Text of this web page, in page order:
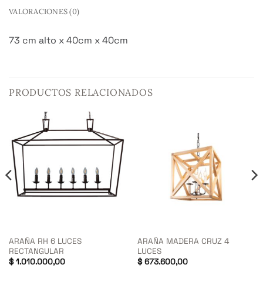
VALORACIONES (0)
73 cm alto x 40cm x 40cm
PRODUCTOS RELACIONADOS
ARAÑA RH 6 LUCES
RECTANGULAR
$1.010.000,00
ARAÑA MADERA CRUZ 4
LUCES
$673.600,00